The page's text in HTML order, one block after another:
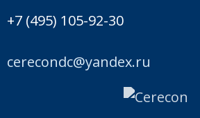
+7 (495) 105-92-30
cerecondc@yandex.ru